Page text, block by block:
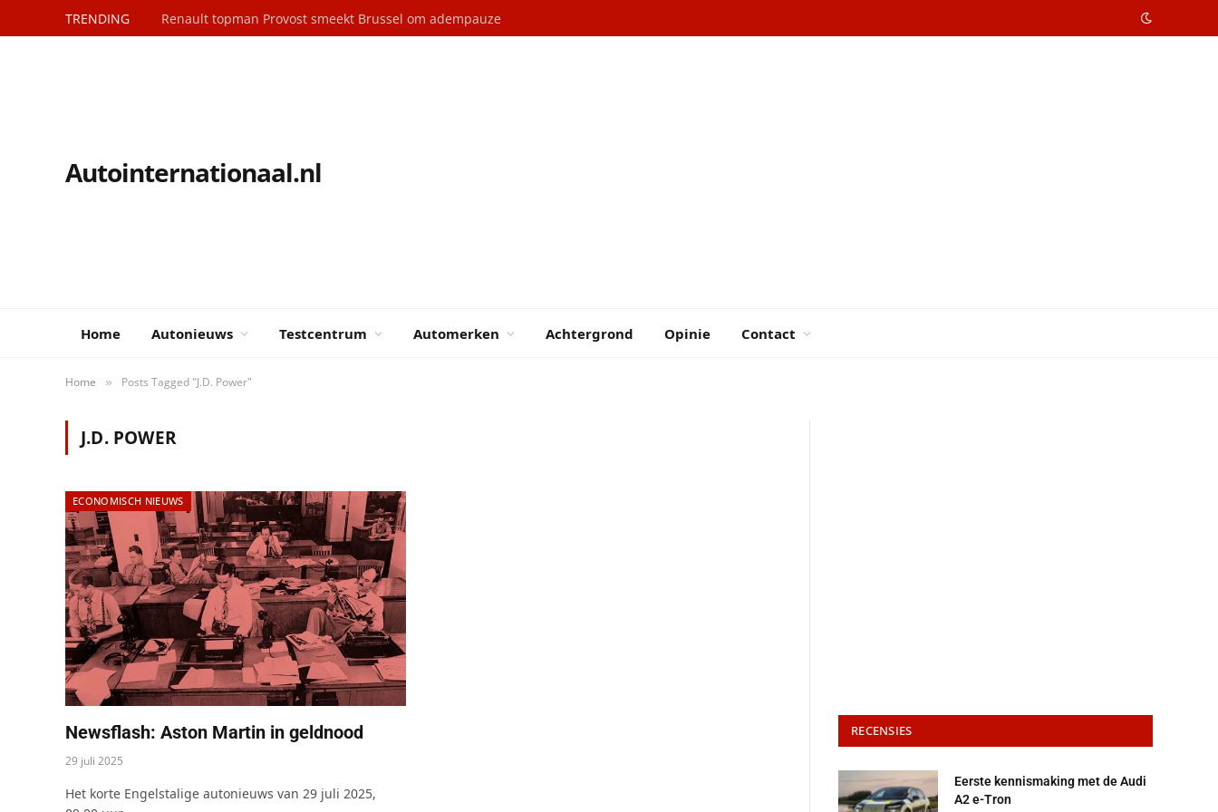
TRENDING Renault topman Provost smeekt Brussel om adempauze
Autointernationaal.nl
Home Autonieuws Testcentrum Automerken Achtergrond Opinie Contact
Home » Posts Tagged "J.D. Power"
J.D. POWER
ECONOMISCH NIEUWS
Newsflash: Aston Martin in geldnood
29 juli 2025
Het korte Engelstalige autonieuws van 29 juli 2025,
RECENSIES
Eerste kennismaking met de Audi
A2 e-Tron